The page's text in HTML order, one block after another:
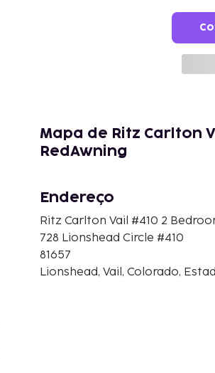
Mapa de Ritz Carlton
RedAwning
Endereço
Ritz Carlton Vail #410 2
728 Lionshead Circle #410
81657
Lionshead, Vail, Colorado,